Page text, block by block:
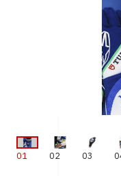
01 02 03